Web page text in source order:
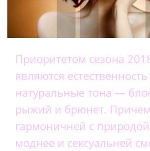
Приоритетом сезона
являются
натуральные тона —
рыжий и брюнет.
гармоничней с
моднее и сексуальней